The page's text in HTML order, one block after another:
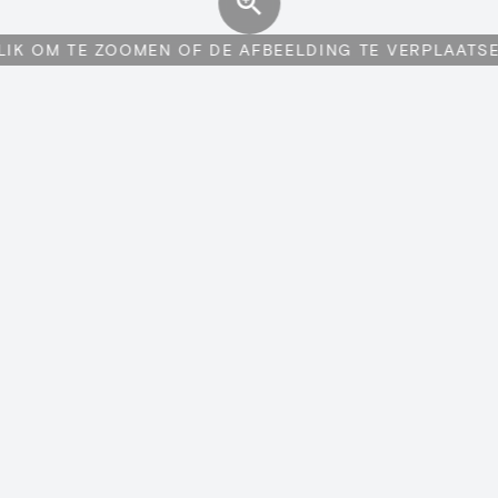
OM TE ZOOMEN OF DE AFBEELDING TE